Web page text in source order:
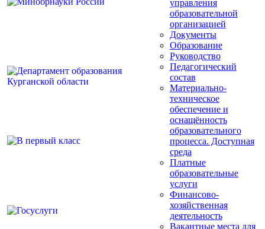
управления
образовательной
организацией
Документы
Образование
Руководство
Педагогический
состав
Материально-
техническое
обеспечение и
оснащённость
образовательного
процесса. Доступная
среда
Платные
образовательные
услуги
Финансово-
хозяйственная
деятельность
Вакантные места для